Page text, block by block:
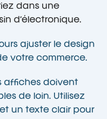
dans une
d’électronique.
ajuster le design
votre commerce.
affiches doivent
de loin. Utilisez
un texte clair pour